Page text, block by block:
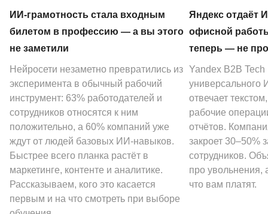
ИИ-грамотность стала входным
билетом в профессию — а вы этого
не заметили
Нейросети незаметно превратились из
эксперимента в обычный рабочий
инструмент: 63% работодателей и
сотрудников относятся к ним
положительно, а 60% компаний уже
ждут от людей базовых ИИ-навыков.
Быстрее всего планка растёт в
маркетинге, контенте и аналитике.
Рассказываем, кого это касается
первым и на что смотреть при выборе
Яндекс отдаёт
офисной
теперь — не
Yandex B2B Tech
универсального
отвечает
рабочие
отчётов.
закроет 30–50%
сотрудников.
про увольнения,
что вам платят.